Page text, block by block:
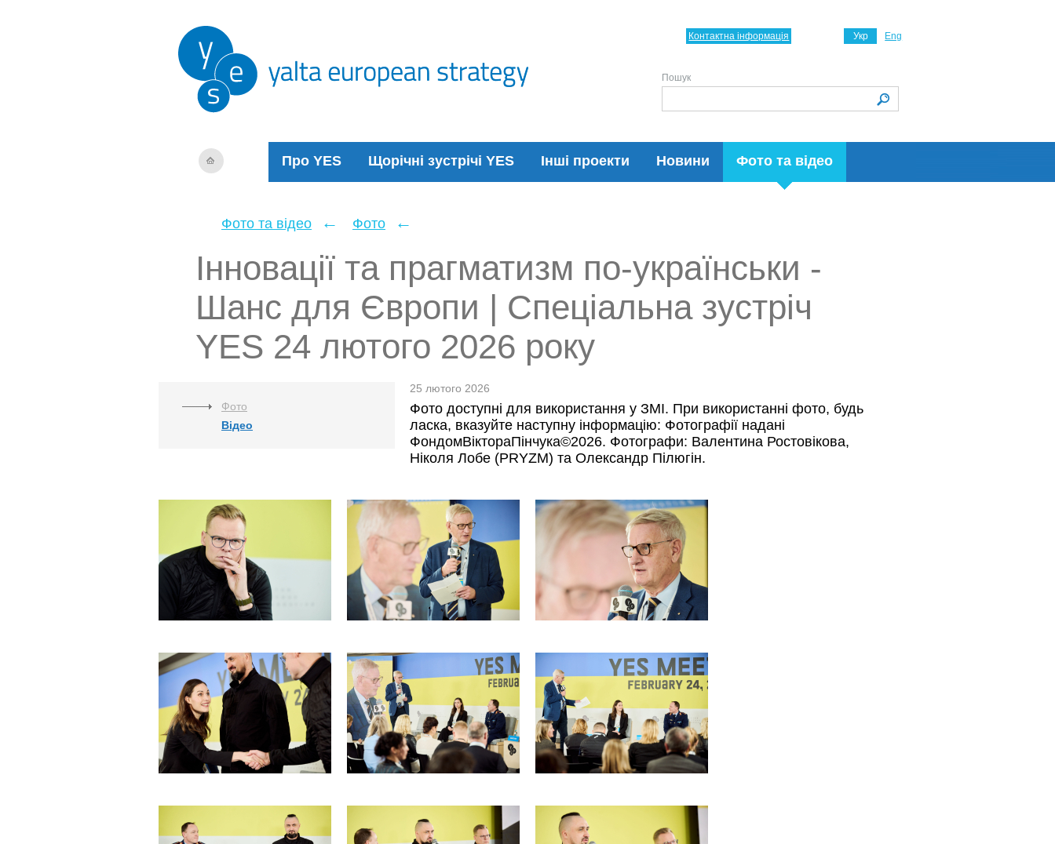
Про YES Щорічні зустрічі YES Інші проекти Новини Фото та відео
Укр Eng
Контактна інформація
Пошук
Фото та відео ← Фото ←
Інновації та прагматизм по-українськи -
Шанс для Європи | Спеціальна зустріч
YES 24 лютого 2026 року
Фото
Відео
25 лютого 2026
Фото доступні для використання у ЗМІ. При використанні фото, будь
ласка, вказуйте наступну інформацію: Фотографії надані
ФондомВіктораПінчука©2026. Фотографи: Валентина Ростовікова,
Ніколя Лобе (PRYZM) та Олександр Пілюгін.